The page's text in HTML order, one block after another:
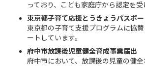
っており、こども家庭庁から認定を受
東京都子育て応援とうきょうパスポ
東京都の子育て支援プログラムに協
ートしています。
府中市放課後児童健全育成事業届出
府中市において、放課後の児童の健